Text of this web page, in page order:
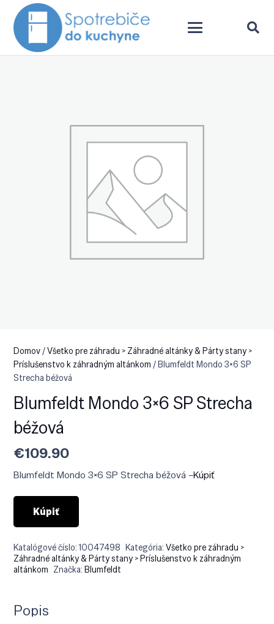
Domov/Všetko pre záhradu > Záhradné altánky & Párty stany >
Príslušenstvo k záhradným altánkom / Blumfeldt Mondo 3×6 SP
Strecha béžová
Blumfeldt Mondo 3×6 SP Strecha
béžová
€109.90
Blumfeldt Mondo 3×6 SP Strecha béžová –Kúpiť
Kúpiť
Katalógové číslo:10047498 Kategória:Všetko pre záhradu >
Záhradné altánky & Párty stany > Príslušenstvo k záhradným
altánkom Značka:Blumfeldt
Popis